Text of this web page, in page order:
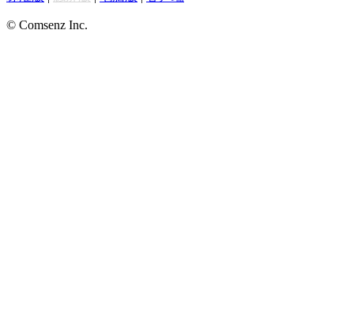
© Comsenz Inc.